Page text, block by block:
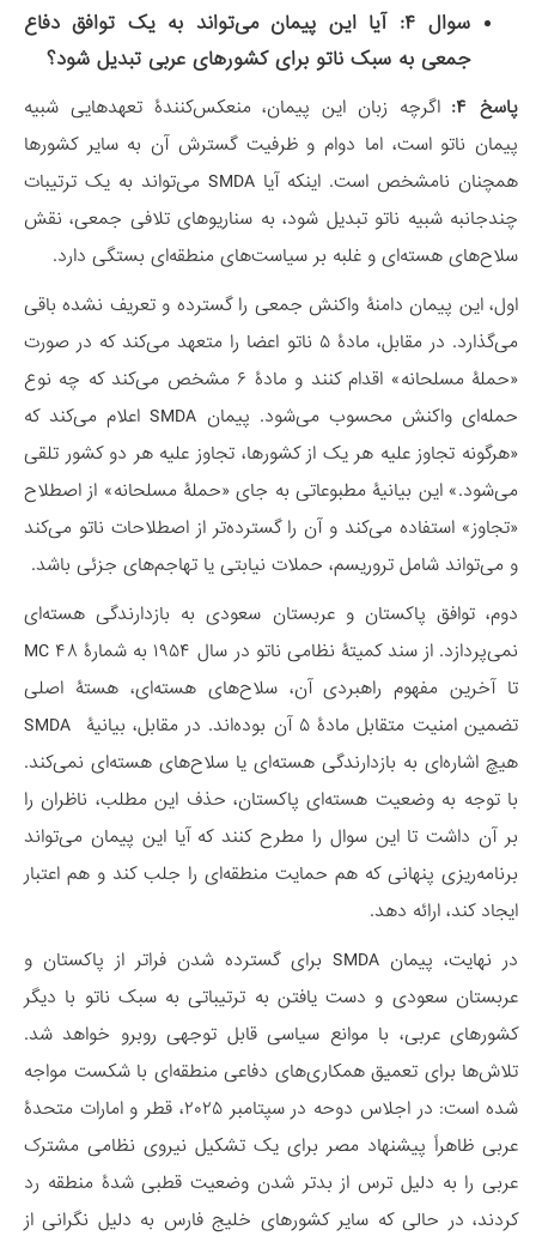
سوال ۴: آیا این پیمان می‌تواند به یک توافق دفاع
جمعی به سبک ناتو برای کشورهای عربی تبدیل شود؟
پاسخ ۴:
اگرچه زبان این پیمان، منعکس‌کنندۀ تعهدهایی شبیه
پیمان ناتو است، اما دوام و ظرفیت گسترش آن به سایر کشورها
همچنان نامشخص است. اینکه آیا SMDA می‌تواند به یک ترتیبات
چندجانبه شبیه ناتو تبدیل شود، به سناریوهای تلافی جمعی، نقش
سلاح‌های هسته‌ای و غلبه بر سیاست‌های منطقه‌ای بستگی دارد.
اول، این پیمان دامنۀ واکنش جمعی را گسترده و تعریف نشده باقی
می‌گذارد. در مقابل، مادۀ ۵ ناتو اعضا را متعهد می‌کند که در صورت
«حملۀ مسلحانه» اقدام کنند و مادۀ ۶ مشخص می‌کند که چه نوع
حمله‌ای واکنش محسوب می‌شود. پیمان SMDA اعلام می‌کند که
«هرگونه تجاوز علیه هر یک از کشورها، تجاوز علیه هر دو کشور تلقی
می‌شود.» این بیانیۀ مطبوعاتی به جای «حملۀ مسلحانه» از اصطلاح
«تجاوز» استفاده می‌کند و آن را گسترده‌تر از اصطلاحات ناتو می‌کند
و می‌تواند شامل تروریسم، حملات نیابتی یا تهاجم‌های جزئی باشد.
دوم، توافق پاکستان و عربستان سعودی به بازدارندگی هسته‌ای
نمی‌پردازد. از سند کمیتۀ نظامی ناتو در سال ۱۹۵۴ به شمارۀ ۴۸ MC
تا آخرین مفهوم راهبردی آن، سلاح‌های هسته‌ای، هستۀ اصلی
تضمین امنیت متقابل مادۀ ۵ آن بوده‌اند. در مقابل، بیانیۀ SMDA
هیچ اشاره‌ای به بازدارندگی هسته‌ای یا سلاح‌های هسته‌ای نمی‌کند.
با توجه به وضعیت هسته‌ای پاکستان، حذف این مطلب، ناظران را
بر آن داشت تا این سوال را مطرح کنند که آیا این پیمان می‌تواند
برنامه‌ریزی پنهانی که هم حمایت منطقه‌ای را جلب کند و هم اعتبار
ایجاد کند، ارائه دهد.
در نهایت، پیمان SMDA برای گسترده شدن فراتر از پاکستان و
عربستان سعودی و دست یافتن به ترتیباتی به سبک ناتو با دیگر
کشورهای عربی، با موانع سیاسی قابل توجهی روبرو خواهد شد.
تلاش‌ها برای تعمیق همکاری‌های دفاعی منطقه‌ای با شکست مواجه
شده است: در اجلاس دوحه در سپتامبر ۲۰۲۵، قطر و امارات متحدۀ
عربی ظاهراً پیشنهاد مصر برای یک تشکیل نیروی نظامی مشترک
عربی را به دلیل ترس از بدتر شدن وضعیت قطبی شدۀ منطقه رد
کردند، در حالی که سایر کشورهای خلیج فارس به دلیل نگرانی از